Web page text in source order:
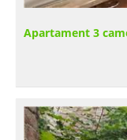
Apartament 3